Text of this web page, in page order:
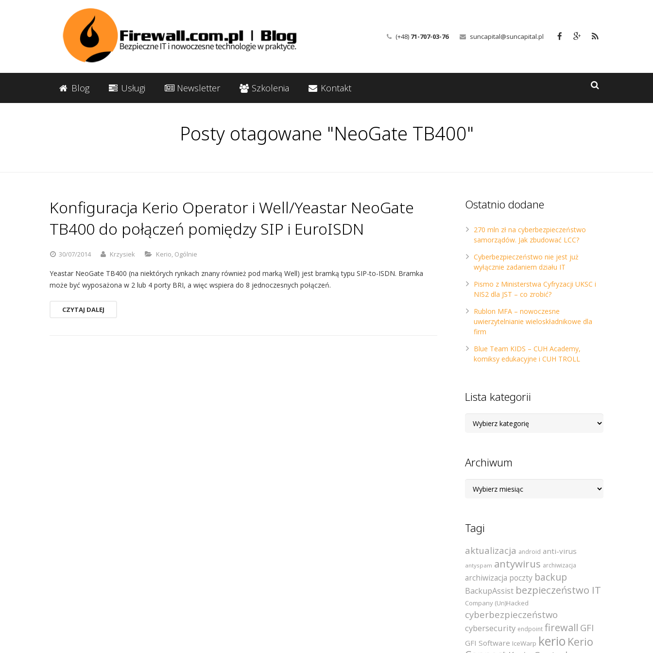
(+48) 71-707-03-76 suncapital@suncapital.pl
Blog Usługi Newsletter Szkolenia Kontakt
Posty otagowane "NeoGate TB400"
Konfiguracja Kerio Operator i Well/Yeastar NeoGate
TB400 do połączeń pomiędzy SIP i EuroISDN
30/07/2014 Krzysiek Kerio, Ogólnie
Yeastar NeoGate TB400 (na niektórych rynkach znany również pod marką Well) jest bramką typu SIP-to-ISDN. Bramka
może być wyposażona w 2 lub 4 porty BRI, a więc wspiera do 8 jednoczesnych połączeń.
CZYTAJ DALEJ
Ostatnio dodane
270 mln zł na cyberbezpieczeństwo
samorządów. Jak zbudować LCC?
Cyberbezpieczeństwo nie jest już
wyłącznie zadaniem działu IT
Pismo z Ministerstwa Cyfryzacji UKSC i
NIS2 dla JST – co zrobić?
Rublon MFA – nowoczesne
uwierzytelnianie wieloskładnikowe dla
firm
Blue Team KIDS – CUH Academy,
komiksy edukacyjne i CUH TROLL
Lista kategorii
kategorii
Archiwum
Archiwum
Tagi
aktualizacja android anti-virus
antyspam antywirus archiwizacja
archiwizacja poczty backup
BackupAssist bezpieczeństwo IT
Company (Un)Hacked
cyberbezpieczeństwo
cybersecurity endpoint firewall GFI
GFI Software IceWarp kerio Kerio